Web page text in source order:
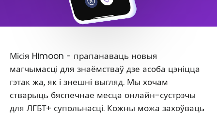
Місія Himoon - прапанаваць новыя
магчымасці для знаёмстваў дзе асоба цэніцца
гэтак жа, як і знешні выгляд. Мы хочам
стварыць бяспечнае месца онлайн-сустрэчы
для ЛГБТ+ супольнасці. Кожны можа захоўваць